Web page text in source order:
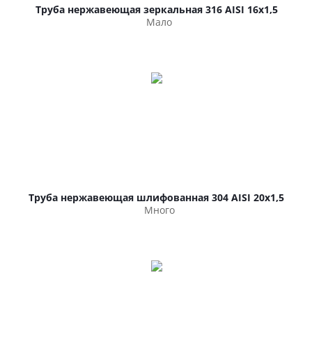
Труба нержавеющая зеркальная 316 AISI 16х1,5
Мало
Труба нержавеющая шлифованная 304 AISI 20х1,5
Много